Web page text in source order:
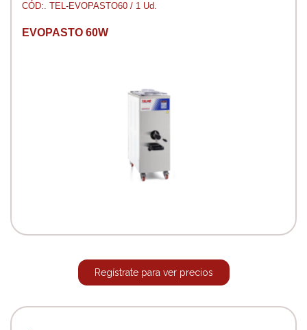
CÓD:. TEL-EVOPASTO60 / 1 Ud.
EVOPASTO 60W
Regístrate para ver precios